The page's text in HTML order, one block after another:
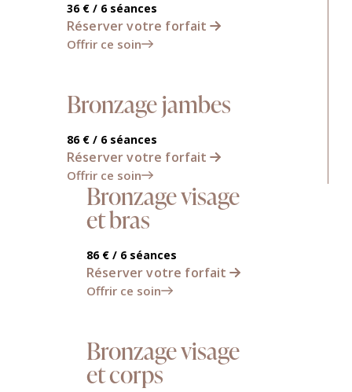
36 € / 6 séances
Réserver votre forfait
Offrir ce soin
Bronzage jambes
86 € / 6 séances
Réserver votre forfait
Offrir ce soin
Bronzage visage
et bras
86 € / 6 séances
Réserver votre forfait
Offrir ce soin
Bronzage visage
et corps